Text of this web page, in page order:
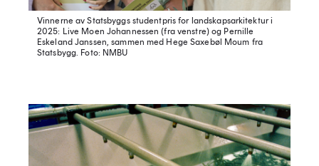
Vinnerne av Statsbyggs studentpris for landskapsarkitektur i
2025: Live Moen Johannessen (fra venstre) og Pernille
Eskeland Janssen, sammen med Hege Saxebøl Moum fra
Statsbygg. Foto: NMBU